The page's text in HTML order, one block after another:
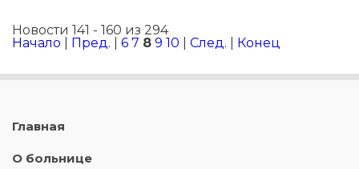
Новости 141 - 160 из 294
Начало
Пред. 6 7 8 9 10 След. Конец
Главная
О больнице